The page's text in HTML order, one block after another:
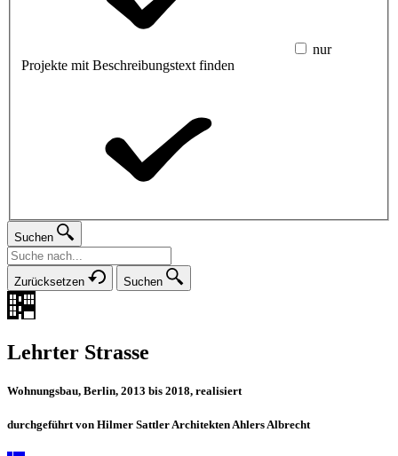
nur
Projekte mit Beschreibungstext finden
Suchen
Zurücksetzen Suchen
Lehrter Strasse
Wohnungsbau, Berlin, 2013 bis 2018, realisiert
durchgeführt von Hilmer Sattler Architekten Ahlers Albrecht